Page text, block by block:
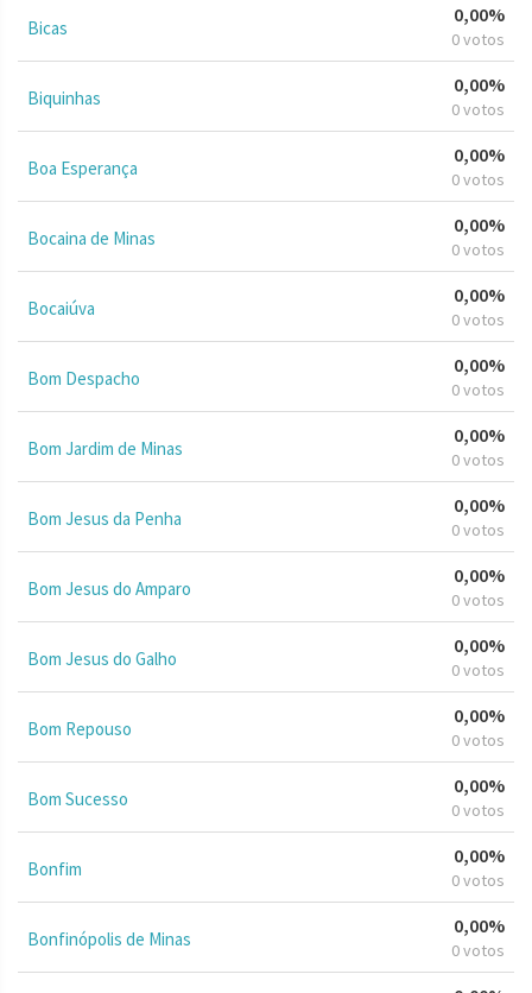
Bicas
0,00%
0 votos
Biquinhas
0,00%
0 votos
Boa Esperança
0,00%
0 votos
Bocaina de Minas
0,00%
0 votos
Bocaiúva
0,00%
0 votos
Bom Despacho
0,00%
0 votos
Bom Jardim de Minas
0,00%
0 votos
Bom Jesus da Penha
0,00%
0 votos
Bom Jesus do Amparo
0,00%
0 votos
Bom Jesus do Galho
0,00%
0 votos
Bom Repouso
0,00%
0 votos
Bom Sucesso
0,00%
0 votos
Bonfim
0,00%
0 votos
Bonfinópolis de Minas
0,00%
0 votos